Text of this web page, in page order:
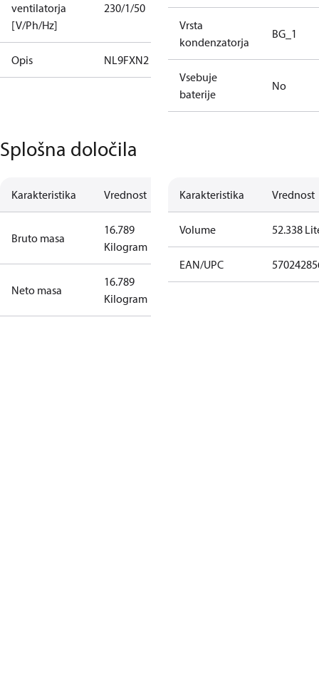
ventilatorja
[V/Ph/Hz]
230/1/50
Opis NL9FXN2
Vrsta
kondenzatorja
BG_1
Vsebuje
baterije
No
Splošna določila
Karakteristika Vrednost
Bruto masa
16.789
Kilogram
Neto masa
16.789
Kilogram
Karakteristika Vrednost
Volume 52.338
EAN/UPC